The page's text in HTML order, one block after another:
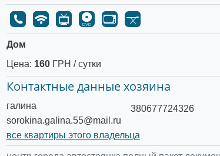
Дом
Цена: 160ГРН / сутки
Контактные данные хозяина
галина
sorokina.galina.55@mail.ru
380677724326
все квартиры этого владельца